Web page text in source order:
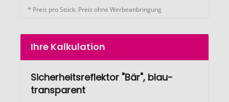
* Preis pro Stück. Preis ohne Werbeanbringung
Ihre Kalkulation
Sicherheitsreflektor "Bär", blau-
transparent